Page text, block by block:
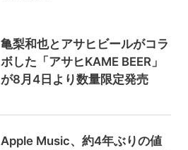
亀梨和也とアサヒビールがコラ
ボした「アサヒKAME BEER」
が8月4日より数量限定発売
Apple Music、約4年ぶりの値